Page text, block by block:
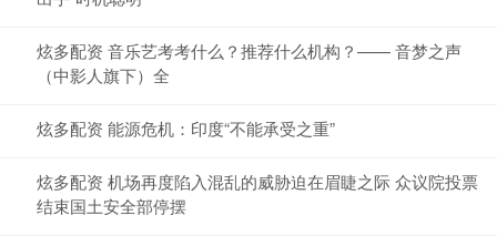
炫多配资 音乐艺考考什么？推荐什么机构？—— 音梦之声
（中影人旗下）全
炫多配资 能源危机：印度“不能承受之重”
炫多配资 机场再度陷入混乱的威胁迫在眉睫之际 众议院投票
结束国土安全部停摆